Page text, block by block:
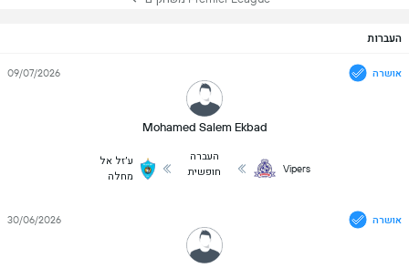
העברות
אושרה
Mohamed Salem Ekbad
09/07/2026
Vipers
העברה
חופשית
ע׳זל אל
מחלה
אושרה 30/06/2026